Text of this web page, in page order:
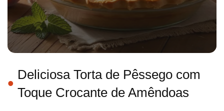
Deliciosa Torta de Pêssego com
Toque Crocante de Amêndoas